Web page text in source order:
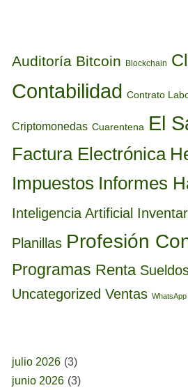
Auditoría Bitcoin Blockchain
Contabilidad Contrato
Criptomonedas Cuarentena El
Factura Electrónica
Impuestos Informes
Inteligencia Artificial
Planillas Profesión
Programas Renta
Uncategorized Ventas WhatsApp
julio 2026 (3)
junio 2026 (3)